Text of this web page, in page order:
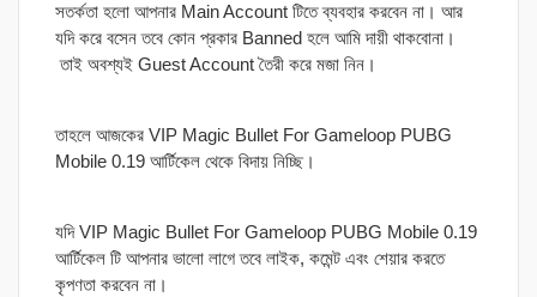
সতর্কতা হলো আপনার Main Account টিতে ব্যবহার করবেন না। আর
যদি করে বসেন তবে কোন প্রকার Banned হলে আমি দায়ী থাকবোনা।
তাই অবশ্যই Guest Account তৈরী করে মজা নিন।
তাহলে আজকের VIP Magic Bullet For Gameloop PUBG
Mobile 0.19 আর্টিকেল থেকে বিদায় নিচ্ছি।
যদি VIP Magic Bullet For Gameloop PUBG Mobile 0.19
আর্টিকেল টি আপনার ভালো লাগে তবে লাইক, কমেন্ট এবং শেয়ার করতে
কৃপণতা করবেন না।